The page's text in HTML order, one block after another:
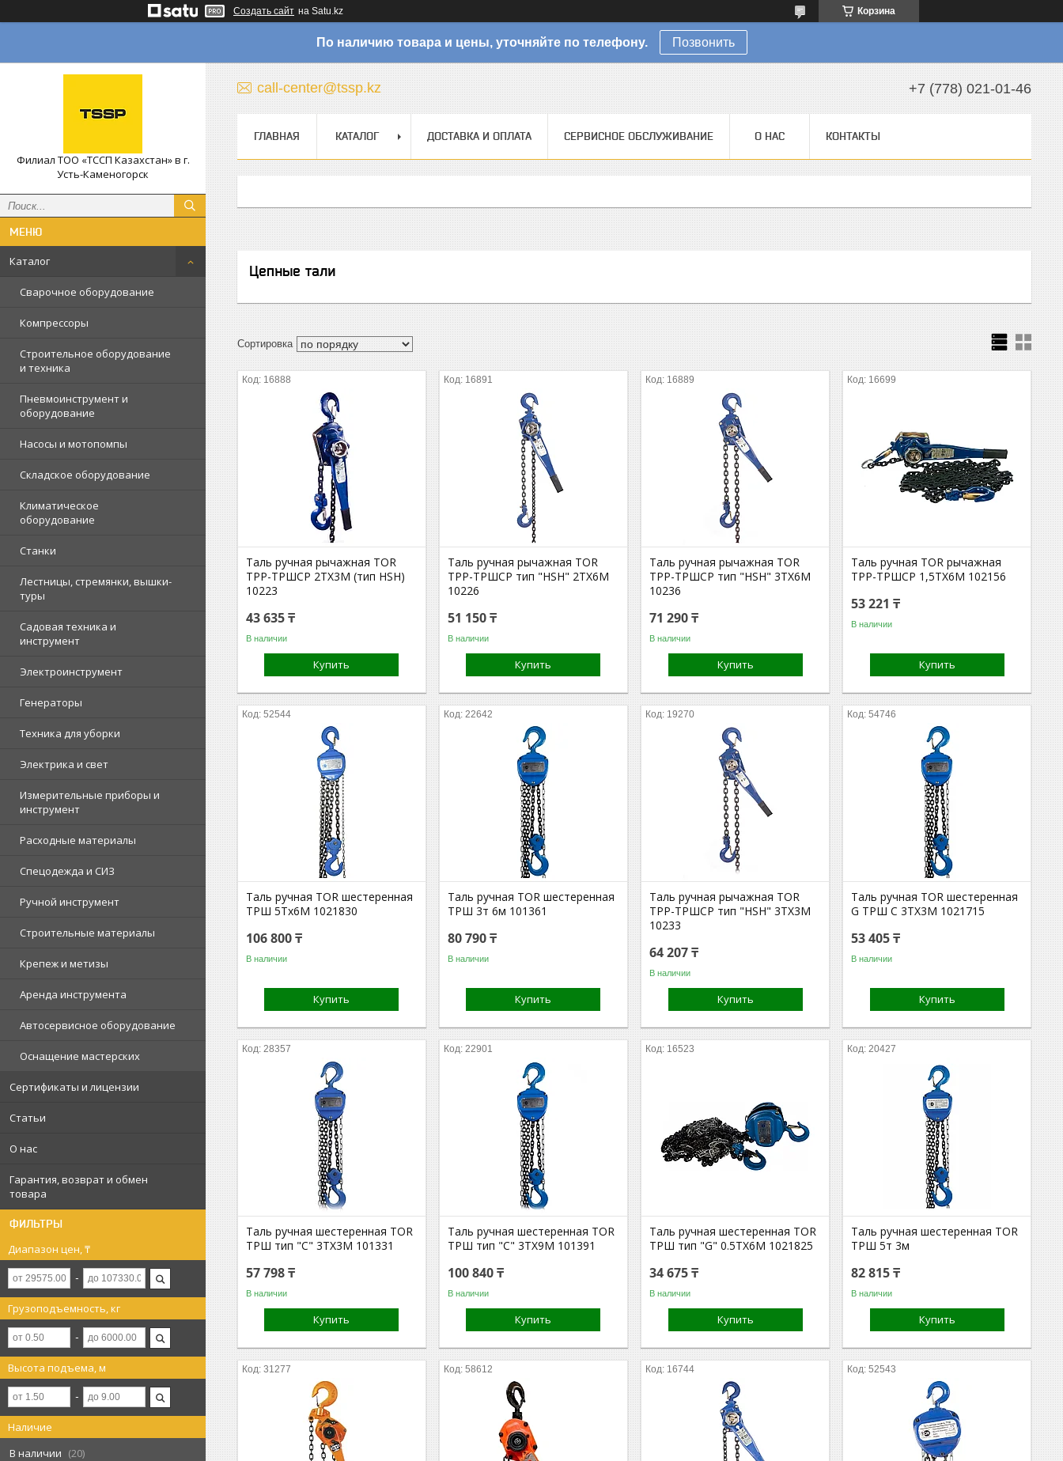
Создать сайт на Satu.kz Корзина
По наличию товара и цены, уточняйте по телефону. Позвонить
Филиал ТОО «ТССП Казахстан» в г.
Усть-Каменогорск
Каталог
Сварочное оборудование
Компрессоры
Строительное оборудование
и техника
Пневмоинструмент и
оборудование
Насосы и мотопомпы
Складское оборудование
Климатическое
оборудование
Станки
Лестницы, стремянки, вышки-
туры
Садовая техника и
инструмент
Электроинструмент
Генераторы
Техника для уборки
Электрика и свет
Измерительные приборы и
инструмент
Расходные материалы
Спецодежда и СИЗ
Ручной инструмент
Строительные материалы
Крепеж и метизы
Аренда инструмента
Автосервисное оборудование
Оснащение мастерских
Сертификаты и лицензии
Статьи
О нас
Гарантия, возврат и обмен
товара
ФИЛЬТРЫ
Диапазон цен, ₸
Грузоподъемность, кг
Высота подъема, м
Наличие
В наличии
20
call-center@tssp.kz +7 (778) 021-01-46
ГЛАВНАЯ КАТАЛОГ ДОСТАВКА И ОПЛАТА СЕРВИСНОЕ ОБСЛУЖИВАНИЕ О НАС КОНТАКТЫ
Цепные тали
16888
Таль ручная рычажная TOR
ТРР-ТРШСР 2ТХ3М (тип HSH)
10223
43 635 ₸
В наличии
Купить
16891
Таль ручная рычажная TOR
ТРР-ТРШСР тип "HSH" 2TХ6М
10226
51 150 ₸
В наличии
Купить
16889
Таль ручная рычажная TOR
ТРР-ТРШСР тип "HSH" 3TХ6М
10236
71 290 ₸
В наличии
Купить
16699
Таль ручная TOR рычажная
ТРР-ТРШСР 1,5ТХ6М 102156
53 221 ₸
В наличии
Купить
52544
Таль ручная TOR шестеренная
ТРШ 5Тх6M 1021830
106 800 ₸
В наличии
Купить
22642
Таль ручная TOR шестеренная
ТРШ 3т 6м 101361
80 790 ₸
В наличии
Купить
19270
Таль ручная рычажная TOR
ТРР-ТРШСР тип "HSH" 3TХ3М
10233
64 207 ₸
В наличии
Купить
54746
Таль ручная TOR шестеренная
G ТРШ C 3ТХ3М 1021715
53 405 ₸
В наличии
Купить
28357
Таль ручная шестеренная TOR
ТРШ тип "С" 3ТХ3М 101331
57 798 ₸
В наличии
Купить
22901
Таль ручная шестеренная TOR
ТРШ тип "С" 3ТХ9М 101391
100 840 ₸
В наличии
Купить
16523
Таль ручная шестеренная TOR
ТРШ тип "G" 0.5ТХ6М 1021825
34 675 ₸
В наличии
Купить
20427
Таль ручная шестеренная TOR
ТРШ 5т 3м
82 815 ₸
В наличии
Купить
31277 58612 16744 52543